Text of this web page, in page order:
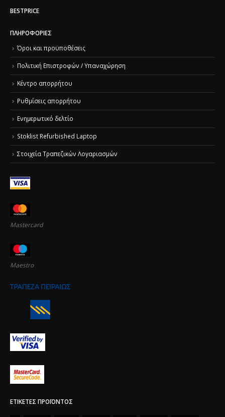
BESTPRICE
ΠΛΗΡΟΦΟΡΊΕΣ
Όροι και προϋποθέσεις
Πολιτική Επιστροφών / Υπαναχώρηση
Κέντρο απορρήτου
Ρυθμίσεις απορρήτου
Ενημερωτικό δελτίο
Stoklist Refurbished Laptop
Στοιχεία Τραπεζικών Λογαριασμών
Mastercard
Maestro
ΕΤΙΚΈΤΕΣ ΠΡΟΪΌΝΤΟΣ